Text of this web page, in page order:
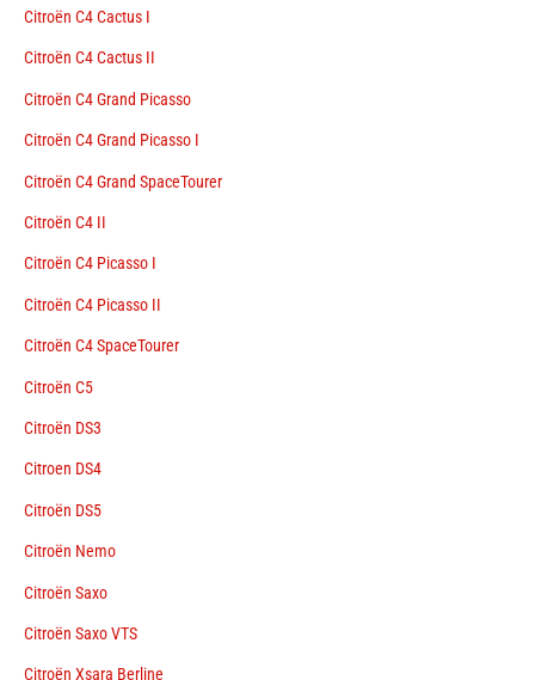
Citroën C4 Cactus I
Citroën C4 Cactus II
Citroën C4 Grand Picasso
Citroën C4 Grand Picasso I
Citroën C4 Grand SpaceTourer
Citroën C4 II
Citroën C4 Picasso I
Citroën C4 Picasso II
Citroën C4 SpaceTourer
Citroën C5
Citroën DS3
Citroen DS4
Citroën DS5
Citroën Nemo
Citroën Saxo
Citroën Saxo VTS
Citroën Xsara Berline